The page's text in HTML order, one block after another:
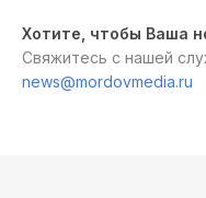
Хотите, чтобы Ваша
Свяжитесь с нашей
news@mordovmedia.ru